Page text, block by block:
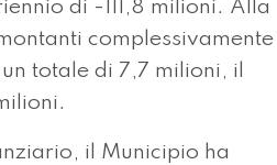
di -111,8 milioni. Alla
complessivamente
totale di 7,7 milioni, il
il Municipio ha